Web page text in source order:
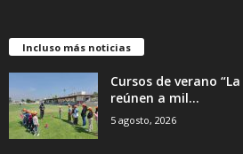
Incluso más noticias
Cursos de verano
reúnen a mil...
5 agosto, 2026